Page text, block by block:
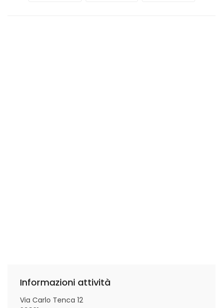
Informazioni attività
Via Carlo Tenca 12